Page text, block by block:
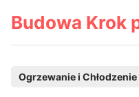
Budowa Krok
Ogrzewanie i Chłodzenie